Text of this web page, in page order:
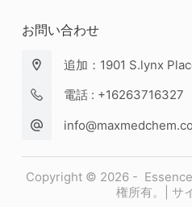
お問い合わせ
追加：1901 S.lynx
電話 : +16263716327
Copyright © 2026 -
権所有。| サ